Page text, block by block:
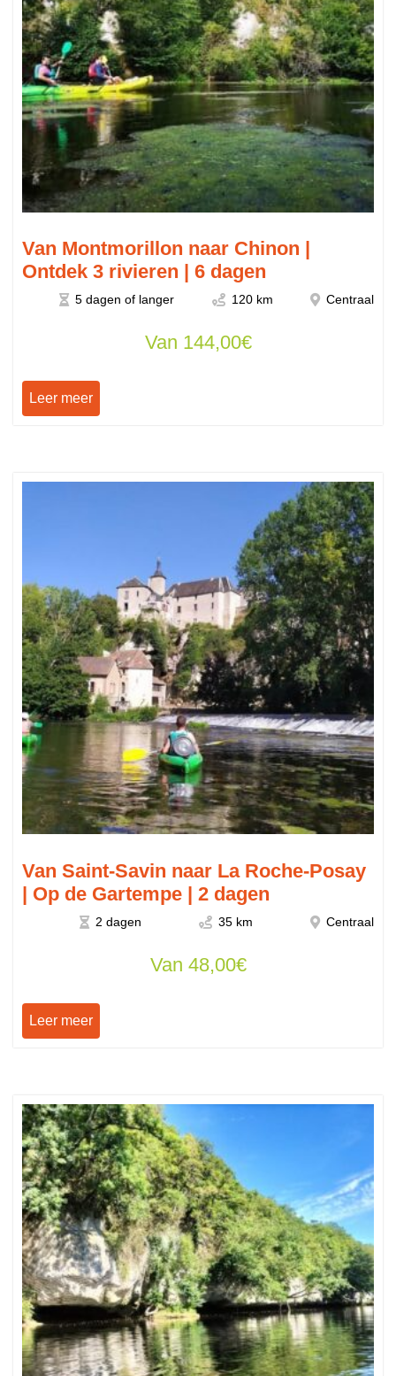
Van Montmorillon naar Chinon |
Ontdek 3 rivieren | 6 dagen
5 dagen of langer 120 km Centraal
Van 144,00€
Leer meer
Van Saint-Savin naar La Roche-Posay
| Op de Gartempe | 2 dagen
2 dagen 35 km Centraal
Van 48,00€
Leer meer